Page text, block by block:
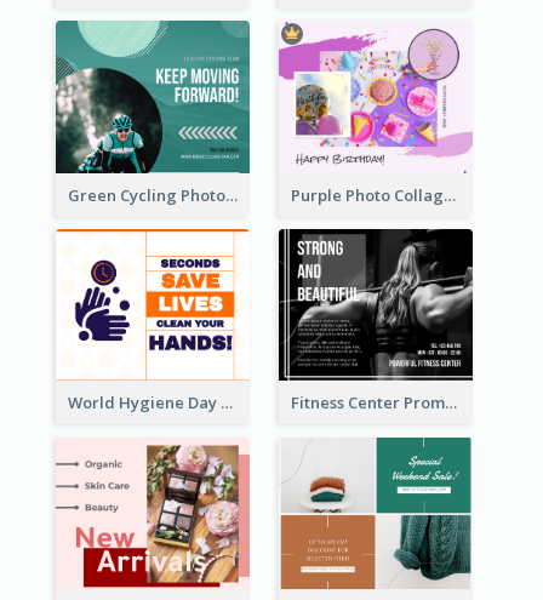
Green Cycling Photo Circles Cycling Team Facebook Post Purple Photo Collage Birthday Celebration Facebook Post
World Hygiene Day Facebook Post Fitness Center Promotional Facebook Post With Details